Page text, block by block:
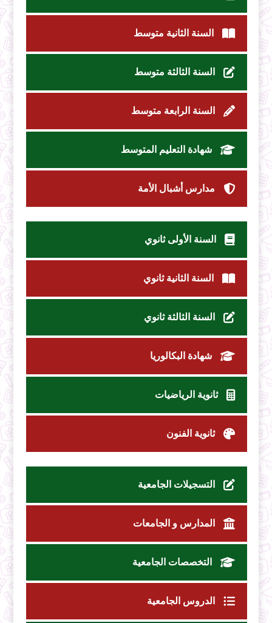
السنة الثانية متوسط
السنة الثالثة متوسط
السنة الرابعة متوسط
شهادة التعليم المتوسط
مدارس أشبال الأمة
السنة الأولى ثانوي
السنة الثانية ثانوي
السنة الثالثة ثانوي
شهادة البكالوريا
ثانوية الرياضيات
ثانوية الفنون
التسجيلات الجامعية
المدارس و الجامعات
التخصصات الجامعية
الدروس الجامعية